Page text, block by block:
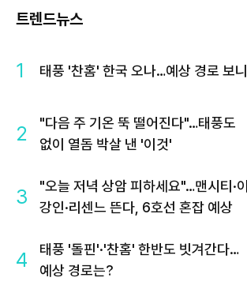
트렌드뉴스
1 태풍 '찬홈' 한국 오나…예상 경로 보니
2
"다음 주 기온 뚝 떨어진다"…태풍도
없이 열돔 박살 낸 '이것'
3
"오늘 저녁 상암 피하세요"…맨시티·이
강인·리센느 뜬다, 6호선 혼잡 예상
4
태풍 '돌핀'·'찬홈' 한반도 빗겨간다…
예상 경로는?